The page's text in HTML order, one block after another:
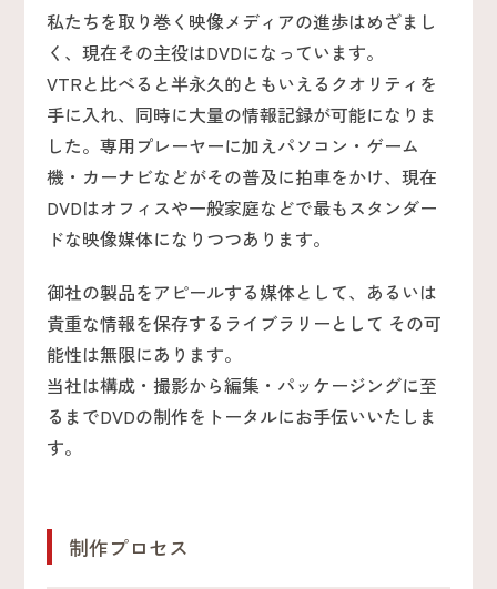
私たちを取り巻く映像メディアの進歩はめざまし
く、現在その主役はDVDになっています。
VTRと比べると半永久的ともいえるクオリティを
手に入れ、同時に大量の情報記録が可能になりま
した。専用プレーヤーに加えパソコン・ゲーム
機・カーナビなどがその普及に拍車をかけ、現在
DVDはオフィスや一般家庭などで最もスタンダー
ドな映像媒体になりつつあります。
御社の製品をアピールする媒体として、あるいは
貴重な情報を保存するライブラリーとして その可
能性は無限にあります。
当社は構成・撮影から編集・パッケージングに至
るまでDVDの制作をトータルにお手伝いいたしま
す。
制作プロセス